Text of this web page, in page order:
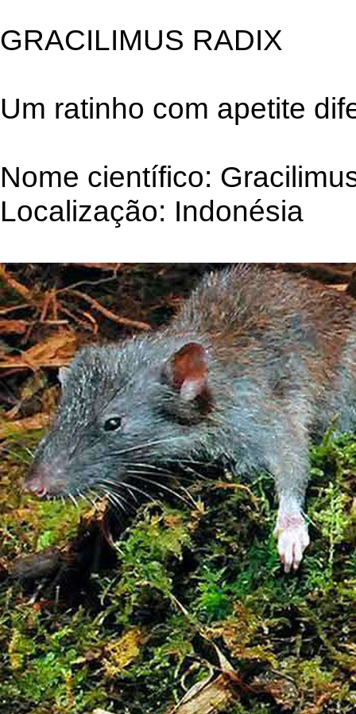
GRACILIMUS RADIX
Um ratinho com apetite
Nome científico:
Localização: Indonésia